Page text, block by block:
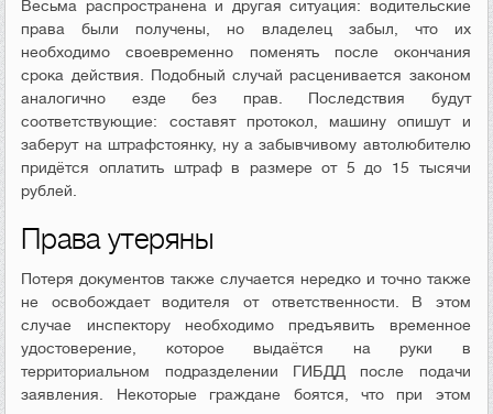
Весьма распространена и другая ситуация: водительские
права были получены, но владелец забыл, что их
необходимо своевременно поменять после окончания
срока действия. Подобный случай расценивается законом
аналогично езде без прав. Последствия будут
соответствующие: составят протокол, машину опишут и
заберут на штрафстоянку, ну а забывчивому автолюбителю
придётся оплатить штраф в размере от 5 до 15 тысячи
рублей.
Права утеряны
Потеря документов также случается нередко и точно также
не освобождает водителя от ответственности. В этом
случае инспектору необходимо предъявить временное
удостоверение, которое выдаётся на руки в
территориальном подразделении ГИБДД после подачи
заявления. Некоторые граждане боятся, что при этом